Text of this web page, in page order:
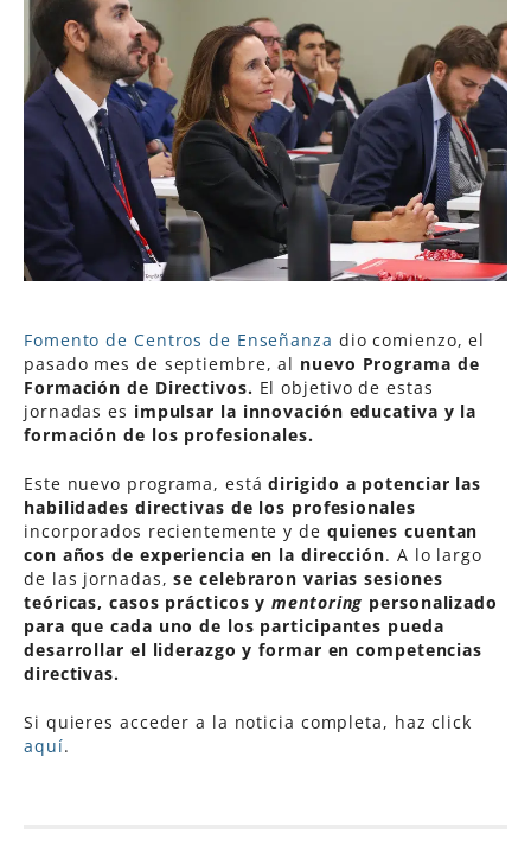
Fomento de Centros de Enseñanza dio comienzo, el
pasado mes de septiembre, al nuevo Programa de
Formación de Directivos. El objetivo de estas
jornadas es impulsar la innovación educativa y la
formación de los profesionales.
Este nuevo programa, estádirigido a potenciar las
habilidades directivas de los profesionales
incorporados recientemente y de quienes cuentan
con años de experiencia en la dirección. A lo largo
de las jornadas,se celebraron varias sesiones
teóricas, casos prácticos ymentoring personalizado
para que cada uno de los participantes pueda
desarrollar el liderazgo y formar en competencias
directivas.
Si quieres acceder a la noticia completa, haz click
aquí.